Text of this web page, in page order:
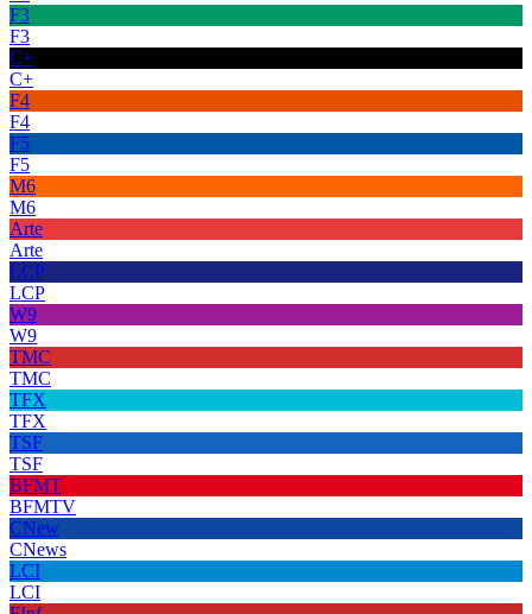
F3
F3
C+
C+
F4
F4
F5
F5
M6
M6
Arte
Arte
LCP
LCP
W9
W9
TMC
TMC
TFX
TFX
TSF
TSF
BFMT
BFMTV
CNew
CNews
LCI
LCI